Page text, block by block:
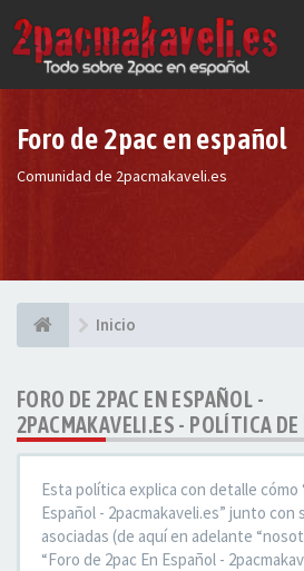
Foro de 2pac en español
Comunidad de 2pacmakaveli.es
Inicio
FORO DE 2PAC EN ESPAÑOL -
2PACMAKAVELI.ES - POLÍTICA
Esta política explica con detalle cómo
Español - 2pacmakaveli.es” junto con
asociadas (de aquí en adelante
“Foro de 2pac En Español -